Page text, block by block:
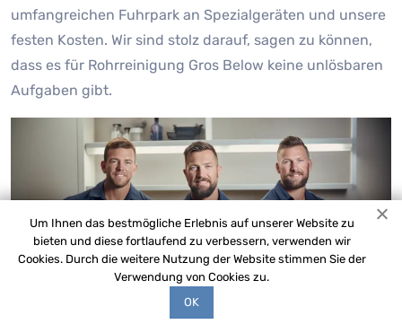
umfangreichen Fuhrpark an Spezialgeräten und unsere
festen Kosten. Wir sind stolz darauf, sagen zu können,
dass es für Rohrreinigung Gros Below keine unlösbaren
Aufgaben gibt.
Um Ihnen das bestmögliche Erlebnis auf unserer Website zu
bieten und diese fortlaufend zu verbessern, verwenden wir
Cookies. Durch die weitere Nutzung der Website stimmen Sie der
Verwendung von Cookies zu.
OK